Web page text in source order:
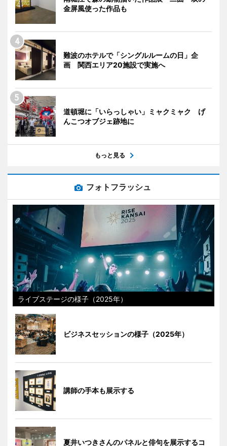
金屏風使った作品も
難波のホテルで「シングルルームの日」企
画 関西エリア20施設で実施へ
道頓堀に「いらっしゃい」ミャクミャク げ
んこつオブジェ跡地に
もっと見る
フォトフラッシュ
ライブステージの様子（2025年）
ビジネスセッションの様子（2025年）
講師の手本も展示する
夏井いつきさんのパネルと俳句を展示するコ